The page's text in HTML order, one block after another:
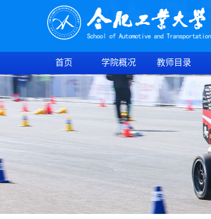
首页 学院概况 教师目录